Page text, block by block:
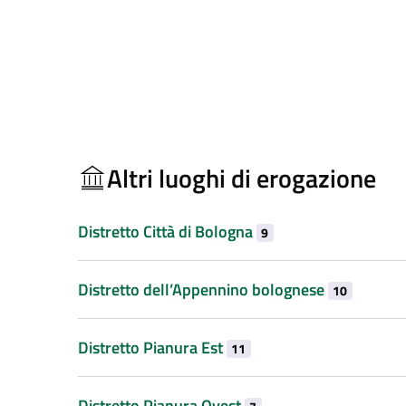
Altri luoghi di erogazione
Distretto Città di Bologna 9
Distretto dell’Appennino bolognese 10
Distretto Pianura Est 11